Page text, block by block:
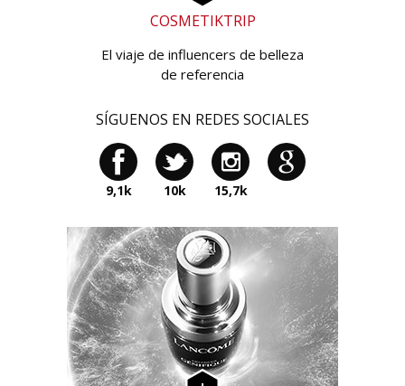
COSMETIKTRIP
El viaje de influencers de belleza
de referencia
SÍGUENOS EN REDES SOCIALES
9,1k 10k 15,7k